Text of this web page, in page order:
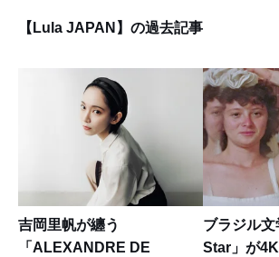
【Lula JAPAN】の過去記事
吉岡里帆が纏う
「ALEXANDRE DE
ブラジル
Star」が